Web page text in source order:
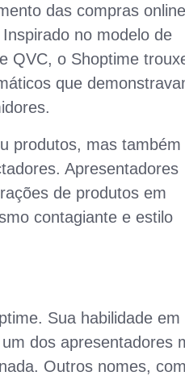
das compras
no modelo de
QVC, o Shoptime
que
produtos, mas também
Apresentadores
de produtos em
contagiante e estilo
Sua habilidade em
dos apresentadores
Outros nomes,